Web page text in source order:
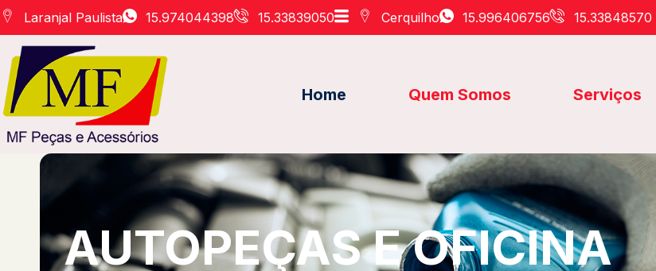
Laranjal Paulista 15.974044398 15.33839050 Cerquilho 15.996406756 15.33848570
Home Quem Somos Serviços
AUTOPEÇAS E OFICINA